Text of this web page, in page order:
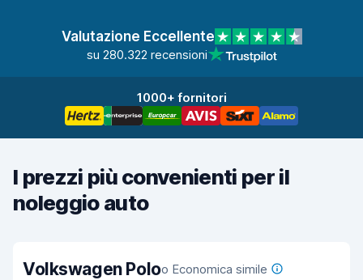
Valutazione Eccellente
su 280.322 recensioni
1000+ fornitori
I prezzi più convenienti per il
noleggio auto
Volkswagen Poloo Economica simile